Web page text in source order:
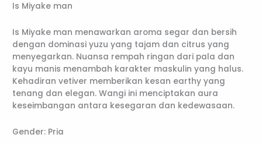
Is Miyake man
Is Miyake man menawarkan aroma segar dan bersih
dengan dominasi yuzu yang tajam dan citrus yang
menyegarkan. Nuansa rempah ringan dari pala dan
kayu manis menambah karakter maskulin yang halus.
Kehadiran vetiver memberikan kesan earthy yang
tenang dan elegan. Wangi ini menciptakan aura
keseimbangan antara kesegaran dan kedewasaan.
Gender: Pria